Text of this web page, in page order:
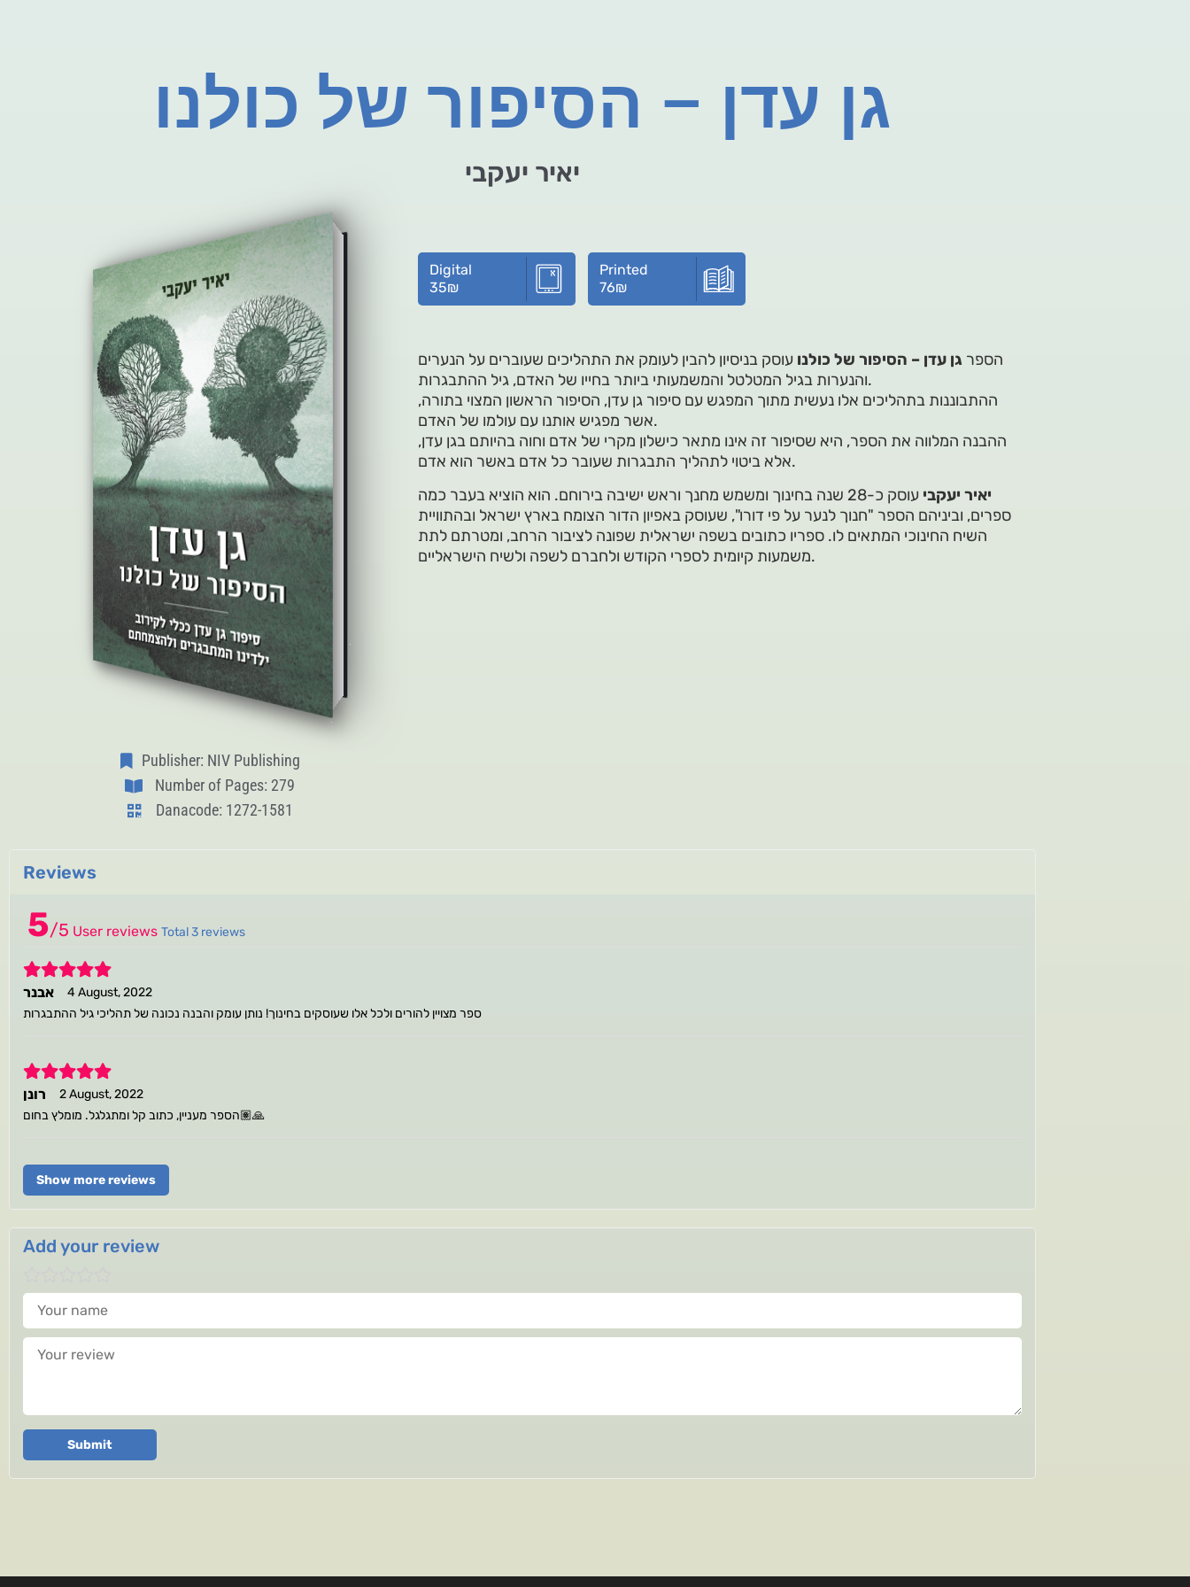
גן עדן – הסיפור של כולנו
יאיר יעקבי
Publisher: NIV Publishing
Number of Pages: 279
Danacode: 1272-1581
Digital
35₪
Printed
76₪
הספר גן עדן – הסיפור של כולנו עוסק בניסיון להבין לעומק את התהליכים שעוברים על הנערים
והנערות בגיל המטלטל והמשמעותי ביותר בחייו של האדם, גיל ההתבגרות.
ההתבוננות בתהליכים אלו נעשית מתוך המפגש עם סיפור גן עדן, הסיפור הראשון המצוי בתורה,
אשר מפגיש אותנו עם עולמו של האדם.
ההבנה המלווה את הספר, היא שסיפור זה אינו מתאר כישלון מקרי של אדם וחוה בהיותם בגן עדן,
אלא ביטוי לתהליך התבגרות שעובר כל אדם באשר הוא אדם.
יאיר יעקבי
עוסק כ-28 שנה בחינוך ומשמש מחנך וראש ישיבה בירוחם. הוא הוציא בעבר כמה
ספרים, וביניהם הספר "חנוך לנער על פי דורו", שעוסק באפיון הדור הצומח בארץ ישראל ובהתוויית
השיח החינוכי המתאים לו. ספריו כתובים בשפה ישראלית שפונה לציבור הרחב, ומטרתם לתת
משמעות קיומית לספרי הקודש ולחברם לשפה ולשיח הישראליים.
Reviews
5/5 User reviews Total 3 reviews
5
אבנר
4 August, 2022
ספר מצויין להורים ולכל אלו שעוסקים בחינוך! נותן עומק והבנה נכונה של תהליכי גיל ההתבגרות
5
רונן
2 August, 2022
הספר מעניין, כתוב קל ומתגלגל. מומלץ בחום🙏🏽
Show more reviews
Add your review
Your name
Your review
Submit